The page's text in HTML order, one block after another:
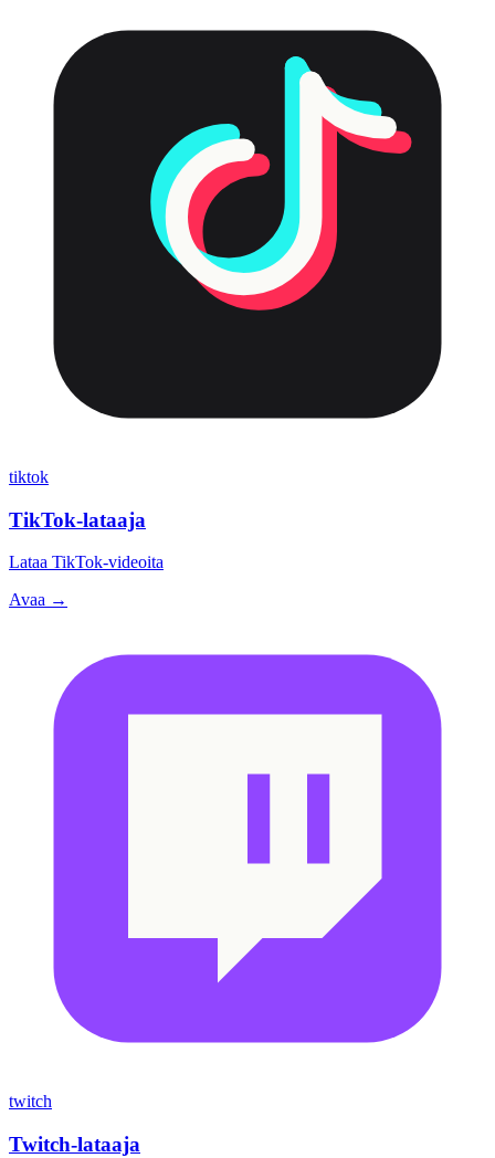
tiktok
TikTok-lataaja
Lataa TikTok-videoita
Avaa →
twitch
Twitch-lataaja